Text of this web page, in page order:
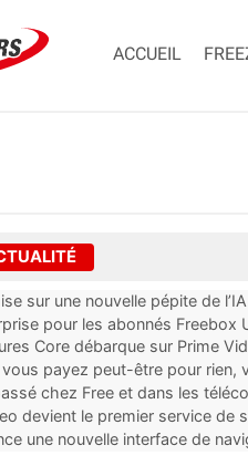
ACCUEIL
sur une nouvelle pépite de l’IA
pour les abonnés Freebox
Core débarque sur Prime
vous payez peut-être pour
TV oubliés
chez Free et dans les
de...
devient le premier service de
une nouvelle interface de